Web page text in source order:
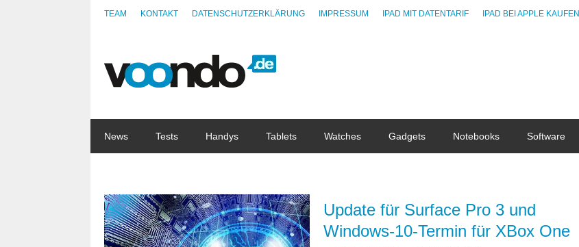
TEAM KONTAKT DATENSCHUTZERKLÄRUNG IMPRESSUM IPAD MIT DATENTARIF IPAD BEI APPLE KAUFEN
News Tests Handys Tablets Watches Gadgets Notebooks Software
Update für Surface Pro 3 und
Windows-10-Termin für XBox One